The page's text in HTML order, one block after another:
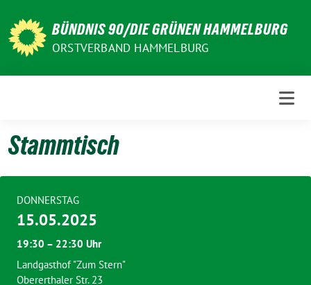
zum
Inhalt
BÜNDNIS 90/DIE GRÜNEN HAMMELBURG
ORSTVERBAND HAMMELBURG
Stammtisch
DONNERSTAG
15.05.2025
19:30 – 22:30 Uhr
Landgasthof "Zum Stern"
Obererthaler Str. 23